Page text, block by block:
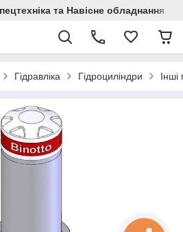
та Навісне обладнання
Гідравліка Гідроциліндри Інші